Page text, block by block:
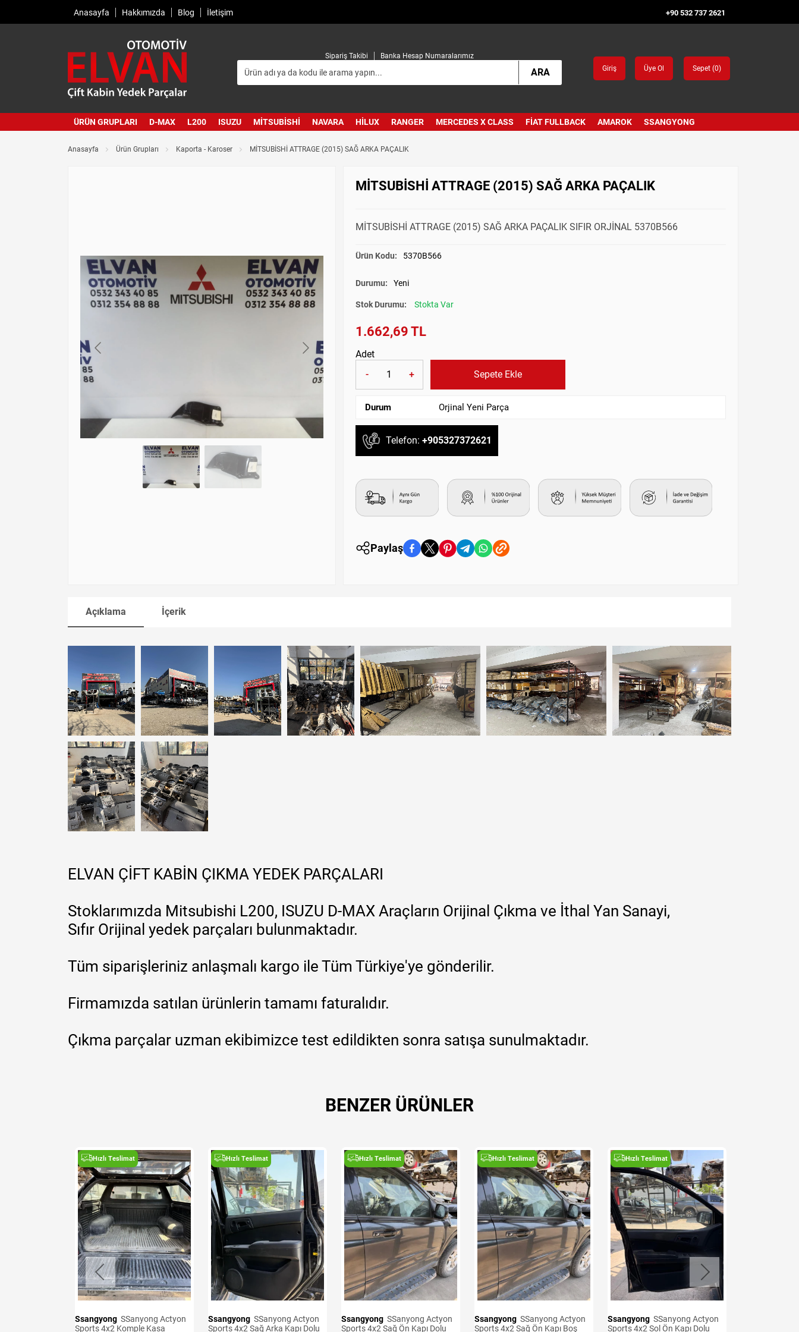
Anasayfa Hakkımızda Blog İletişim +90 532 737 2621
Sipariş Takibi Banka Hesap Numaralarımız
ARA Giriş Üye Ol Sepet (0)
ÜRÜN GRUPLARI D-MAX L200 ISUZU MITSUBISHI NAVARA HILUX RANGER MERCEDES X CLASS FIAT FULLBACK AMAROK SSANGYONG
Anasayfa Ürün Grupları Kaporta - Karoser MİTSUBİSHİ ATTRAGE (2015) SAĞ ARKA PAÇALIK
MİTSUBİSHİ ATTRAGE (2015) SAĞ ARKA PAÇALIK
MİTSUBİSHİ ATTRAGE (2015) SAĞ ARKA PAÇALIK SIFIR ORJİNAL 5370B566
Ürün Kodu: 5370B566
Durumu: Yeni
Stok Durumu: Stokta Var
1.662,69 TL
Adet
-
+ Sepete Ekle
Durum Orjinal Yeni Parça
Telefon: +905327372621
Paylaş
Açıklama İçerik
ELVAN ÇİFT KABİN ÇIKMA YEDEK PARÇALARI
Stoklarımızda Mitsubishi L200, ISUZU D-MAX Araçların Orijinal Çıkma ve İthal Yan Sanayi,
Sıfır Orijinal yedek parçaları bulunmaktadır.
Tüm siparişleriniz anlaşmalı kargo ile Tüm Türkiye'ye gönderilir.
Firmamızda satılan ürünlerin tamamı faturalıdır.
Çıkma parçalar uzman ekibimizce test edildikten sonra satışa sunulmaktadır.
BENZER ÜRÜNLER
Hızlı Teslimat
Ssangyong
Sports 4x2 Komple Kasa
Hızlı Teslimat
Ssangyong
Sports 4x2 Sağ Arka Kapı Dolu
Hızlı Teslimat
Ssangyong
Sports 4x2 Sağ Ön Kapı Dolu
Hızlı Teslimat
Ssangyong
Sports 4x2 Sağ Ön Kapı Boş
Hızlı Teslimat
Ssangyong
Sports 4x2 Sol Ön Kapı Dolu